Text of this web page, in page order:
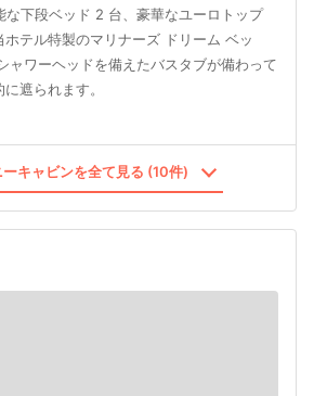
な下段ベッド 2 台、豪華なユーロトップ
テル特製のマリナーズ ドリーム ベッ
ャワーヘッドを備えたバスタブが備わって
遮られます。
キャビンを全て見る (10件)